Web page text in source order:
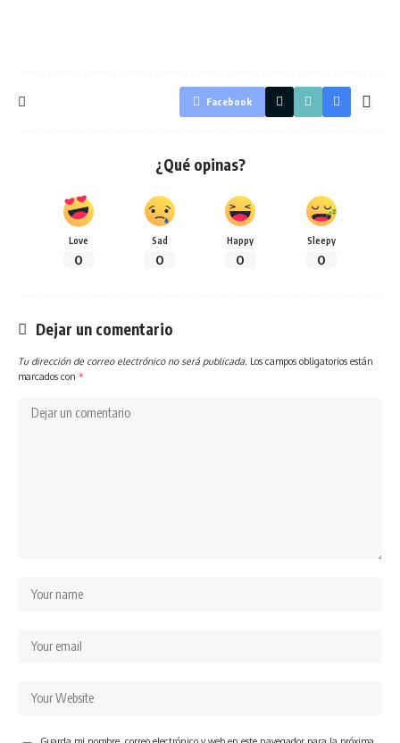
Facebook
¿Qué opinas?
Love
0
Sad
0
Happy
0
Sleepy
0
Dejar un comentario
Tu dirección de correo electrónico no será publicada. Los campos obligatorios están
marcados con *
Guarda mi nombre, correo electrónico y web en este navegador para la próxima